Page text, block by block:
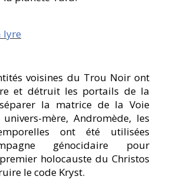
lyre
voisines du Trou Noir ont
et détruit les portails de la
la matrice de la Voie
mère, Andromède, les
ont été utilisées
génocidaire pour
holocauste du Christos
le code Kryst.